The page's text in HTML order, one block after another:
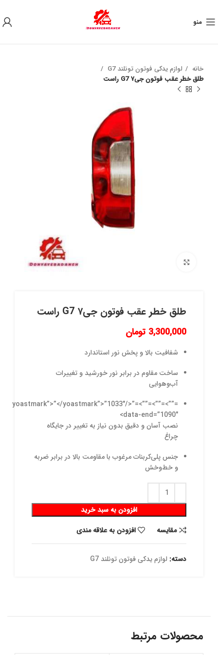
منو
خانه
لوازم یدکی فوتون تونلند G7
طلق خطر عقب فوتون جی۷ G7 راست
طلق خطر عقب فوتون جی۷ G7 راست
3,300,000 تومان
شفافیت بالا و پخش نور استاندارد
ساخت مقاوم در برابر نور خورشید و تغییرات
آب‌و‌هوایی
=””>=””>=””>=”</yoastmark”>”</yoastmark”>”1033″
data-end=”1090″>
نصب آسان و دقیق بدون نیاز به تغییر در جایگاه
چراغ
جنس پلی‌کربنات مرغوب با مقاومت بالا در برابر ضربه
و خط‌و‌خش
افزودن به سبد خرید
مقايسه
افزودن به علاقه مندی
دسته: لوازم یدکی فوتون تونلند G7
محصولات مرتبط
به علت نوسان ارز ، لطفا قبل از خرید تماس بگیرید.